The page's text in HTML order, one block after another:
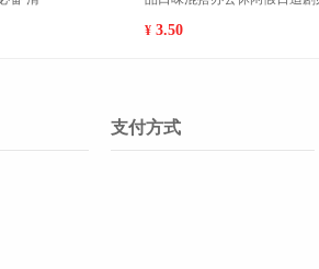
支付方式